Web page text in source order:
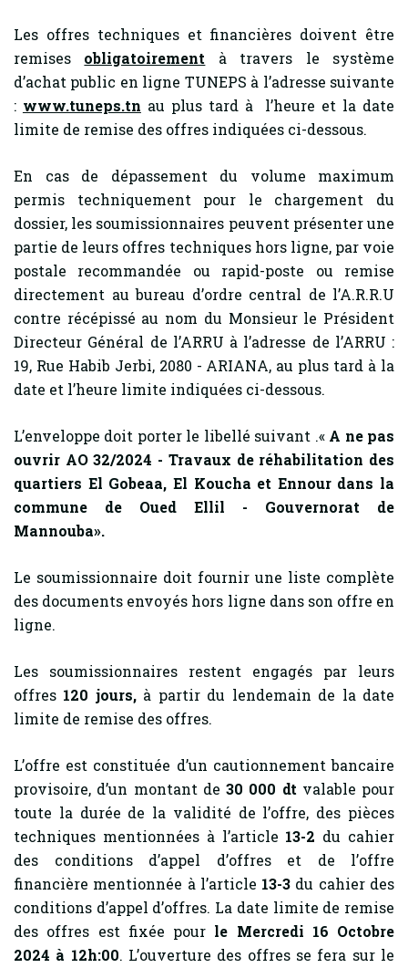
Les offres techniques et financières doivent être
remises obligatoirement à travers le système
d’achat public en ligne TUNEPS à l’adresse suivante
: www.tuneps.tn au plus tard à l’heure et la date
limite de remise des offres indiquées ci-dessous.
En cas de dépassement du volume maximum
permis techniquement pour le chargement du
dossier, les soumissionnaires peuvent présenter une
partie de leurs offres techniques hors ligne, par voie
postale recommandée ou rapid-poste ou remise
directement au bureau d’ordre central de l’A.R.R.U
contre récépissé au nom du Monsieur le Président
Directeur Général de l’ARRU à l’adresse de l’ARRU :
19, Rue Habib Jerbi, 2080 - ARIANA, au plus tard à la
date et l’heure limite indiquées ci-dessous.
L’enveloppe doit porter le libellé suivant .« A ne pas
ouvrir AO 32/2024 - Travaux de réhabilitation des
quartiers El Gobeaa, El Koucha et Ennour dans la
commune de Oued Ellil - Gouvernorat de
Mannouba».
Le soumissionnaire doit fournir une liste complète
des documents envoyés hors ligne dans son offre en
ligne.
Les soumissionnaires restent engagés par leurs
offres 120 jours,à partir du lendemain de la date
limite de remise des offres.
L’offre est constituée d’un cautionnement bancaire
provisoire, d’un montant de 30 000 dt valable pour
toute la durée de la validité de l’offre, des pièces
techniques mentionnées à l’article 13-2 du cahier
des conditions d’appel d’offres et de l’offre
financière mentionnée à l’article 13-3 du cahier des
conditions d’appel d’offres. La date limite de remise
des offres est fixée pour le Mercredi 16 Octobre
2024 à 12h:00. L’ouverture des offres se fera sur le